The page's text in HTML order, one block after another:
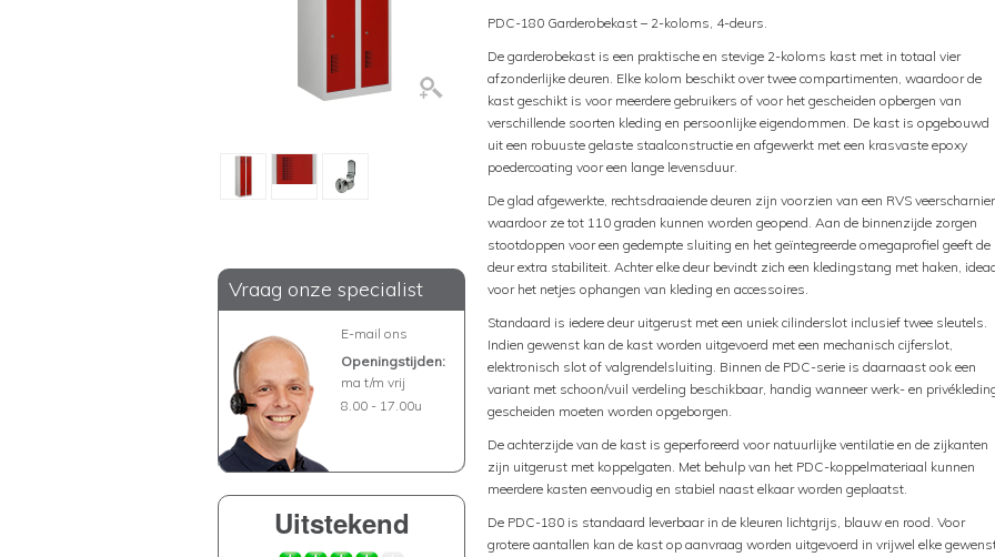
Vraag onze specialist
E-mail ons
Openingstijden:
ma t/m vrij
8.00 - 17.00u
Uitstekend
PDC-180 Garderobekast – 2-koloms, 4-deurs.
De garderobekast is een praktische en stevige 2-koloms kast met in totaal vier
afzonderlijke deuren. Elke kolom beschikt over twee compartimenten, waardoor de
kast geschikt is voor meerdere gebruikers of voor het gescheiden opbergen van
verschillende soorten kleding en persoonlijke eigendommen. De kast is opgebouwd
uit een robuuste gelaste staalconstructie en afgewerkt met een krasvaste epoxy
poedercoating voor een lange levensduur.
De glad afgewerkte, rechtsdraaiende deuren zijn voorzien van een RVS
waardoor ze tot 110 graden kunnen worden geopend. Aan de binnenzijde zorgen
stootdoppen voor een gedempte sluiting en het geïntegreerde omegaprofiel geeft de
deur extra stabiliteit. Achter elke deur bevindt zich een kledingstang met haken,
voor het netjes ophangen van kleding en accessoires.
Standaard is iedere deur uitgerust met een uniek cilinderslot inclusief twee sleutels.
Indien gewenst kan de kast worden uitgevoerd met een mechanisch cijferslot,
elektronisch slot of valgrendelsluiting. Binnen de PDC-serie is daarnaast ook een
variant met schoon/vuil verdeling beschikbaar, handig wanneer werk- en
gescheiden moeten worden opgeborgen.
De achterzijde van de kast is geperforeerd voor natuurlijke ventilatie en de zijkanten
zijn uitgerust met koppelgaten. Met behulp van het PDC-koppelmateriaal kunnen
meerdere kasten eenvoudig en stabiel naast elkaar worden geplaatst.
De PDC-180 is standaard leverbaar in de kleuren lichtgrijs, blauw en rood. Voor
grotere aantallen kan de kast op aanvraag worden uitgevoerd in vrijwel elke